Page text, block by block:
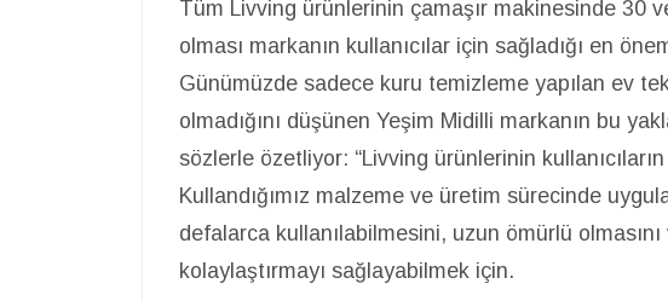
Tüm Livving ürünlerinin çamaşır makinesinde 30
olması markanın kullanıcılar için sağladığı en
Günümüzde sadece kuru temizleme yapılan ev
olmadığını düşünen Yeşim Midilli markanın bu
sözlerle özetliyor: “Livving ürünlerinin
Kullandığımız malzeme ve üretim sürecinde
defalarca kullanılabilmesini, uzun ömürlü olmasını
kolaylaştırmayı sağlayabilmek için.